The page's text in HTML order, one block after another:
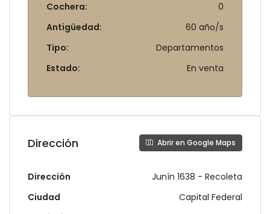
Cochera:
0
Antigüedad:
60 año/s
Tipo:
Departamentos
Estado:
En venta
Dirección Abrir en Google Maps
Dirección
Junín 1638 - Recoleta
Ciudad
Capital Federal